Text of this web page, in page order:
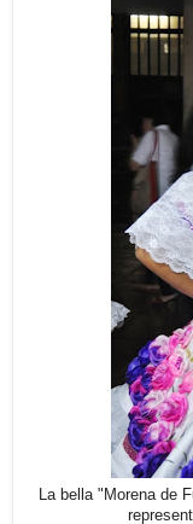
La bella "Morena de